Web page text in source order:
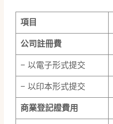
項目
公司註冊費
– 以電子形式提交
– 以印本形式提交
商業登記證費用